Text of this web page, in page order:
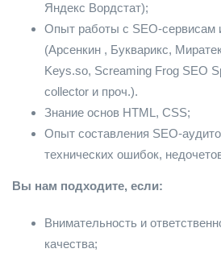
Яндекс Вордстат);
Опыт работы с SEO-сервисам
(Арсенкин , Букварикс,
Keys.so, Screaming Frog SEO
collector и проч.).
Знание основ HTML, CSS;
Опыт составления SEO-
технических ошибок,
Вы нам подходите, если:
Внимательность и
качества;